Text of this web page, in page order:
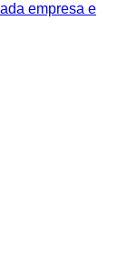
empresa e